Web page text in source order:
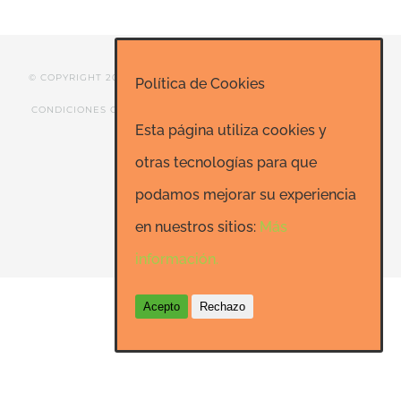
© COPYRIGHT 2020 ESCUELA DE RISOTERAPIA DE MADRID |
CONDICIONES GENERALES
24h.net
FacebookLinkedInYouTube
Política de Cookies
Esta página utiliza cookies y
otras tecnologías para que
podamos mejorar su experiencia
en nuestros sitios: Más
información.
Acepto Rechazo